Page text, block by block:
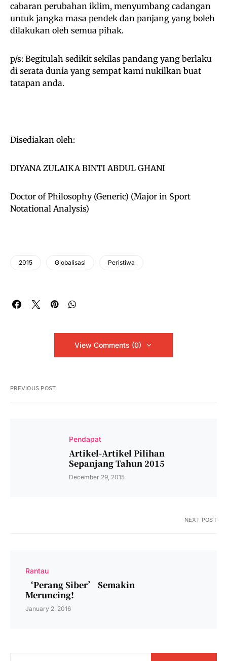
cabaran perubahan iklim, menyumbang cadangan
untuk jangka masa pendek dan panjang yang boleh
dilakukan oleh semua pihak.
p/s: Begitulah sedikit sekilas pandang yang berlaku
di serata dunia yang sempat kami nukilkan buat
tatapan anda.
Disediakan oleh:
DIYANA ZULAIKA BINTI ABDUL GHANI
Doctor of Philosophy (Generic) (Major in Sport
Notational Analysis)
2015 Globalisasi Peristiwa
View Comments (0)
PREVIOUS POST
Pendapat
Artikel-Artikel Pilihan
Sepanjang Tahun 2015
December 29, 2015
NEXT POST
Rantau
‘Perang Siber’ Semakin
Meruncing!
January 2, 2016